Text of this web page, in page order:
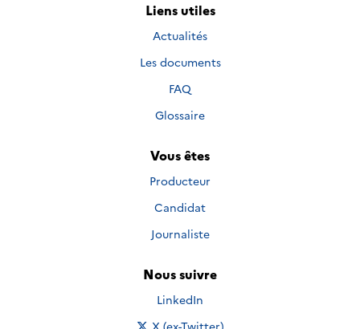
Liens utiles
Actualités
Les documents
FAQ
Glossaire
Vous êtes
Producteur
Candidat
Journaliste
Nous suivre
Nous suivre sur
LinkedIn
Nous suivre sur